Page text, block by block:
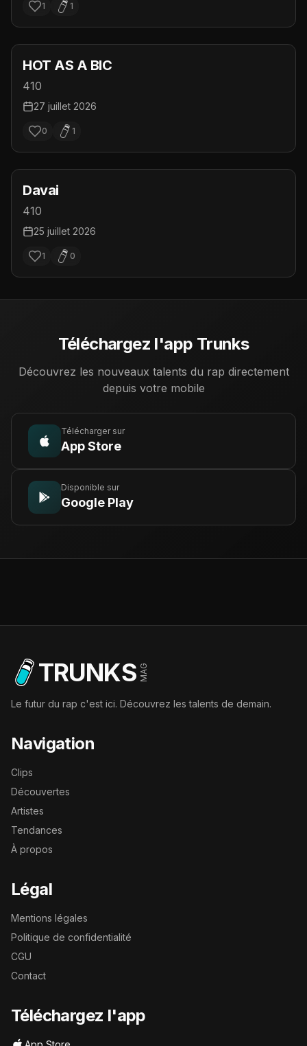
1 1
HOT AS A BIC
410
27 juillet 2026
0 1
Davai
410
25 juillet 2026
1 0
Téléchargez l'app Trunks
Découvrez les nouveaux talents du rap directement
depuis votre mobile
Télécharger sur
App Store
Disponible sur
Google Play
TRUNKS MAG
Le futur du rap c'est ici. Découvrez les talents de demain.
Navigation
Clips
Découvertes
Artistes
Tendances
À propos
Légal
Mentions légales
Politique de confidentialité
CGU
Contact
Téléchargez l'app